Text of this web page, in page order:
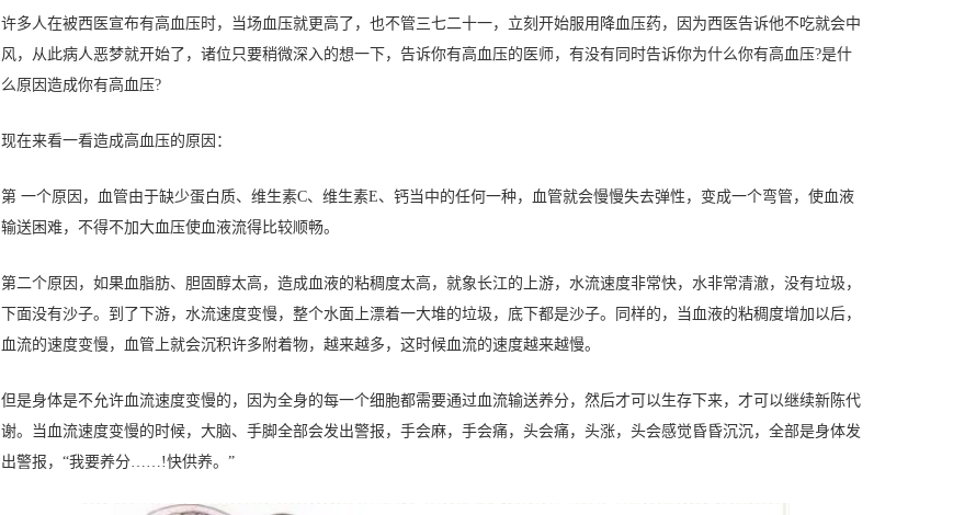
许多人在被西医宣布有高血压时，当场血压就更高了，也不管三七二十一，立刻开始服用降血压药，因为西医告诉他不吃就会中
风，从此病人恶梦就开始了，诸位只要稍微深入的想一下，告诉你有高血压的医师，有没有同时告诉你为什么你有高血压?是什
么原因造成你有高血压?
现在来看一看造成高血压的原因：
第 一个原因，血管由于缺少蛋白质、维生素C、维生素E、钙当中的任何一种，血管就会慢慢失去弹性，变成一个弯管，使血液
输送困难，不得不加大血压使血液流得比较顺畅。
第二个原因，如果血脂肪、胆固醇太高，造成血液的粘稠度太高，就象长江的上游，水流速度非常快，水非常清澈，没有垃圾，
下面没有沙子。到了下游，水流速度变慢，整个水面上漂着一大堆的垃圾，底下都是沙子。同样的，当血液的粘稠度增加以后，
血流的速度变慢，血管上就会沉积许多附着物，越来越多，这时候血流的速度越来越慢。
但是身体是不允许血流速度变慢的，因为全身的每一个细胞都需要通过血流输送养分，然后才可以生存下来，才可以继续新陈代
谢。当血流速度变慢的时候，大脑、手脚全部会发出警报，手会麻，手会痛，头会痛，头涨，头会感觉昏昏沉沉，全部是身体发
出警报，“我要养分……!快供养。”